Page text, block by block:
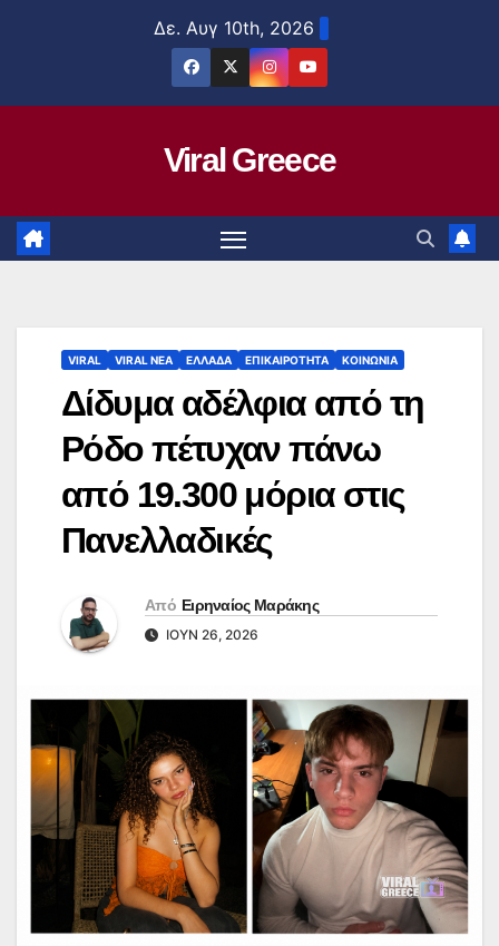
Δε. Αυγ 10th, 2026
Viral Greece
VIRAL VIRAL ΝΕΑ ΕΛΛΑΔΑ ΕΠΙΚΑΙΡΟΤΗΤΑ ΚΟΙΝΩΝΙΑ
Δίδυμα αδέλφια από τη
Ρόδο πέτυχαν πάνω
από 19.300 μόρια στις
Πανελλαδικές
Από Ειρηναίος Μαράκης
ΙΟΎΝ 26, 2026